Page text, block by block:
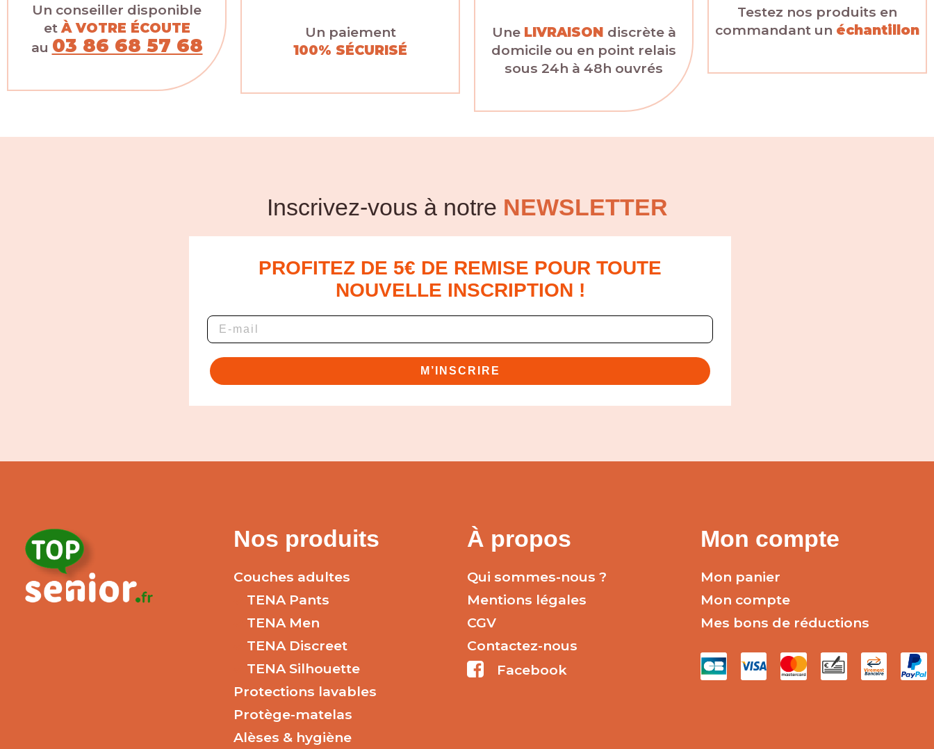
Un conseiller disponible
et À VOTRE ÉCOUTE
au 03 86 68 57 68
Un paiement
100% SÉCURISÉ
Une LIVRAISON discrète à
domicile ou en point relais
sous 24h à 48h ouvrés
Testez nos produits en
commandant un échantillon
Inscrivez-vous à notre NEWSLETTER
PROFITEZ DE 5€ DE REMISE POUR TOUTE
NOUVELLE INSCRIPTION !
M’INSCRIRE
Nos produits
Couches adultes
TENA Pants
TENA Men
TENA Discreet
TENA Silhouette
Protections lavables
Protège-matelas
Alèses & hygiène
À propos
Qui sommes-nous ?
Mentions légales
CGV
Contactez-nous
Facebook
Mon compte
Mon panier
Mon compte
Mes bons de réductions